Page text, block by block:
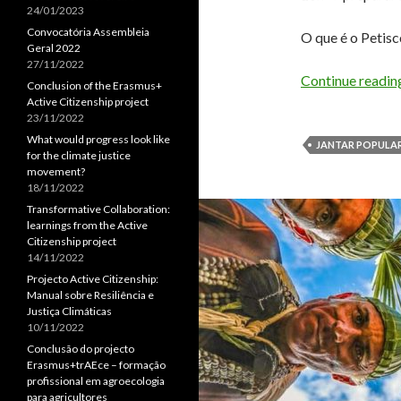
O que é o
Continue
JANTAR
24/01/2023
Convocatória Assembleia
Geral 2022
27/11/2022
Conclusion of the Erasmus+
Active Citizenship project
23/11/2022
What would progress look like
for the climate justice
movement?
18/11/2022
Transformative Collaboration:
learnings from the Active
Citizenship project
14/11/2022
Projecto Active Citizenship:
Manual sobre Resiliência e
Justiça Climáticas
10/11/2022
Conclusão do projecto
Erasmus+trAEce – formação
profissional em agroecologia
para agricultores